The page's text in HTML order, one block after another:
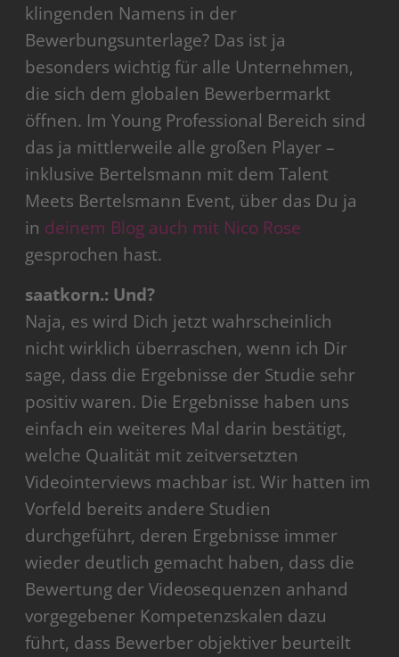
klingenden Namens in der
Bewerbungsunterlage? Das ist ja
besonders wichtig für alle Unternehmen,
die sich dem globalen Bewerbermarkt
öffnen. Im Young Professional Bereich sind
das ja mittlerweile alle großen Player –
inklusive Bertelsmann mit dem Talent
Meets Bertelsmann Event, über das Du ja
in deinem Blog auch mit Nico Rose
gesprochen hast.
saatkorn.: Und?
Naja, es wird Dich jetzt wahrscheinlich
nicht wirklich überraschen, wenn ich Dir
sage, dass die Ergebnisse der Studie sehr
positiv waren. Die Ergebnisse haben uns
einfach ein weiteres Mal darin bestätigt,
welche Qualität mit zeitversetzten
Videointerviews machbar ist. Wir hatten im
Vorfeld bereits andere Studien
durchgeführt, deren Ergebnisse immer
wieder deutlich gemacht haben, dass die
Bewertung der Videosequenzen anhand
vorgegebener Kompetenzskalen dazu
führt, dass Bewerber objektiver beurteilt